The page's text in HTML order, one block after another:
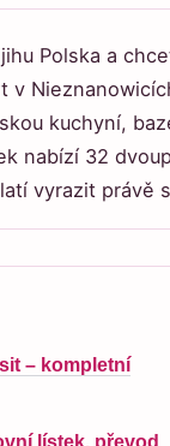
Polska a
v
kuchyní,
nabízí 32
vyrazit právě
– kompletní
lístek, převod